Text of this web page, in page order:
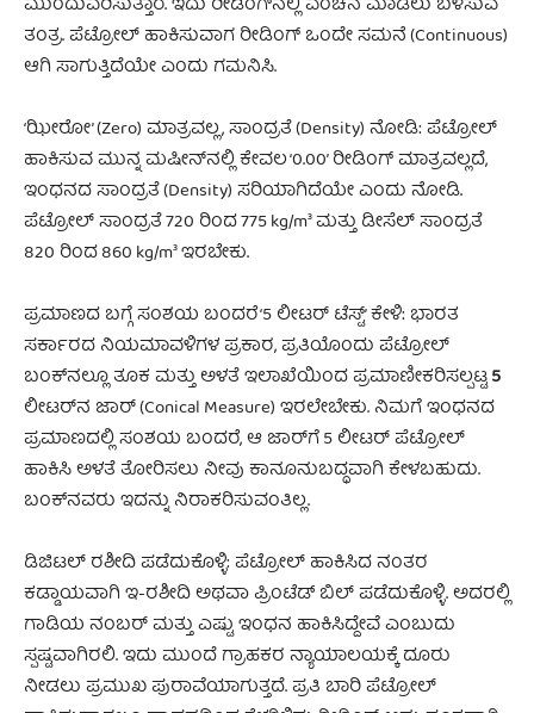
ತಂತ್ರ. ಪೆಟ್ರೋಲ್ ಹಾಕಿಸುವಾಗ ರೀಡಿಂಗ್ ಒಂದೇ ಸಮನೆ (Continuous)
ಆಗಿ ಸಾಗುತ್ತಿದೆಯೇ ಎಂದು ಗಮನಿಸಿ.
‘ಝೀರೋ’ (Zero) ಮಾತ್ರವಲ್ಲ, ಸಾಂದ್ರತೆ (Density) ನೋಡಿ: ಪೆಟ್ರೋಲ್
ಹಾಕಿಸುವ ಮುನ್ನ ಮಷೀನ್‌ನಲ್ಲಿ ಕೇವಲ ‘0.00’ ರೀಡಿಂಗ್ ಮಾತ್ರವಲ್ಲದೆ,
ಇಂಧನದ ಸಾಂದ್ರತೆ (Density) ಸರಿಯಾಗಿದೆಯೇ ಎಂದು ನೋಡಿ.
ಪೆಟ್ರೋಲ್ ಸಾಂದ್ರತೆ 720 ರಿಂದ 775 kg/m³ ಮತ್ತು ಡೀಸೆಲ್ ಸಾಂದ್ರತೆ
820 ರಿಂದ 860 kg/m³ ಇರಬೇಕು.
ಪ್ರಮಾಣದ ಬಗ್ಗೆ ಸಂಶಯ ಬಂದರೆ ‘5 ಲೀಟರ್ ಟೆಸ್ಟ್’ ಕೇಳಿ: ಭಾರತ
ಸರ್ಕಾರದ ನಿಯಮಾವಳಿಗಳ ಪ್ರಕಾರ, ಪ್ರತಿಯೊಂದು ಪೆಟ್ರೋಲ್
ಬಂಕ್‌ನಲ್ಲೂ ತೂಕ ಮತ್ತು ಅಳತೆ ಇಲಾಖೆಯಿಂದ ಪ್ರಮಾಣೀಕರಿಸಲ್ಪಟ್ಟ5
ಲೀಟರ್‌ನ ಜಾರ್ (Conical Measure) ಇರಲೇಬೇಕು. ನಿಮಗೆ ಇಂಧನದ
ಪ್ರಮಾಣದಲ್ಲಿ ಸಂಶಯ ಬಂದರೆ, ಆ ಜಾರ್‌ಗೆ 5 ಲೀಟರ್ ಪೆಟ್ರೋಲ್
ಹಾಕಿಸಿ ಅಳತೆ ತೋರಿಸಲು ನೀವು ಕಾನೂನುಬದ್ಧವಾಗಿ ಕೇಳಬಹುದು.
ಬಂಕ್‌ನವರು ಇದನ್ನು ನಿರಾಕರಿಸುವಂತಿಲ್ಲ.
ಡಿಜಿಟಲ್ ರಶೀದಿ ಪಡೆದುಕೊಳ್ಳಿ: ಪೆಟ್ರೋಲ್ ಹಾಕಿಸಿದ ನಂತರ
ಕಡ್ಡಾಯವಾಗಿ ಇ-ರಶೀದಿ ಅಥವಾ ಪ್ರಿಂಟೆಡ್ ಬಿಲ್ ಪಡೆದುಕೊಳ್ಳಿ. ಅದರಲ್ಲಿ
ಗಾಡಿಯ ನಂಬರ್ ಮತ್ತು ಎಷ್ಟು ಇಂಧನ ಹಾಕಿಸಿದ್ದೇವೆ ಎಂಬುದು
ಸ್ಪಷ್ಟವಾಗಿರಲಿ. ಇದು ಮುಂದೆ ಗ್ರಾಹಕರ ನ್ಯಾಯಾಲಯಕ್ಕೆ ದೂರು
ನೀಡಲು ಪ್ರಮುಖ ಪುರಾವೆಯಾಗುತ್ತದೆ. ಪ್ರತಿ ಬಾರಿ ಪೆಟ್ರೋಲ್